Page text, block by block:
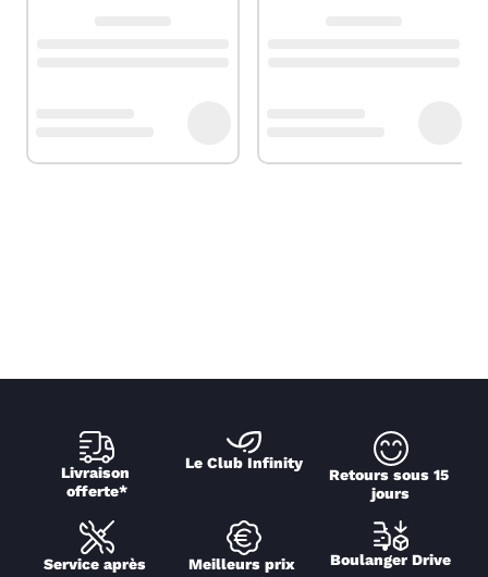
Livraison
offerte*
Le Club Infinity
Retours sous 15
jours
Service après
Meilleurs prix
Boulanger Drive